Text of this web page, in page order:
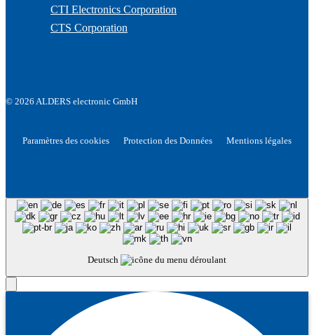
CTI Electronics Corporation
CTS Corporation
© 2026 ALDERS electronic GmbH
Paramètres des cookies Protection des Données Mentions légales
Deutsch